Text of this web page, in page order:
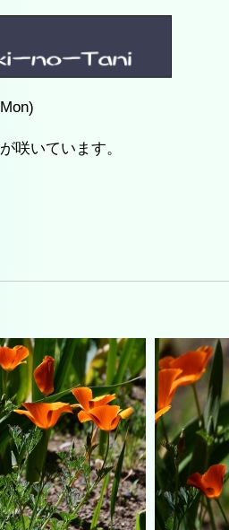
いています。